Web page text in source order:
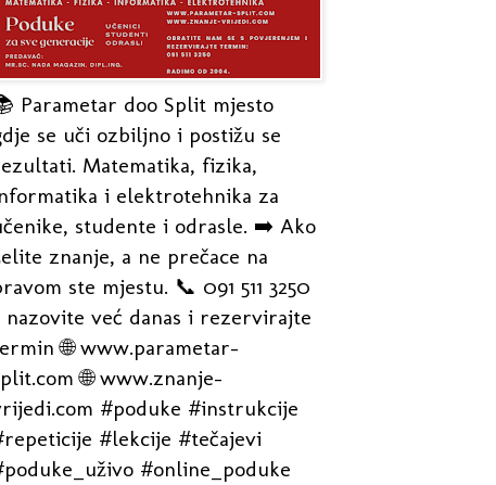
Parametar doo Split mjesto
se uči ozbiljno i postižu se
Matematika, fizika,
i elektrotehnika za
studente i odrasle. ➡️ Ako
znanje, a ne prečace na
ste mjestu. 📞 091 511 3250
nazovite već danas i rezervirajte
🌐 www.parametar-
🌐 www.znanje-
#poduke #instrukcije
#lekcije #tečajevi
#online_poduke